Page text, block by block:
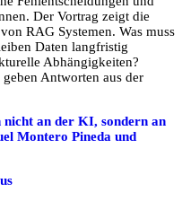
Der Vortrag zeigt die
RAG Systemen. Was muss
Daten langfristig
Abhängigkeiten?
Antworten aus der
an der KI, sondern an
Montero Pineda und